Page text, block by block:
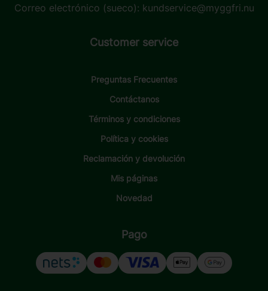
Correo electrónico (sueco): kundservice@myggfri.nu
Customer service
Preguntas Frecuentes
Contáctanos
Términos y condiciones
Política y cookies
Reclamación y devolución
Mis páginas
Novedad
Pago